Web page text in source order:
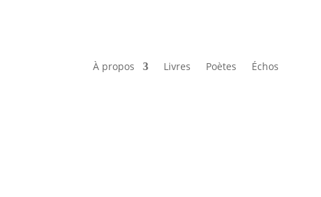
À propos Livres Poètes Échos